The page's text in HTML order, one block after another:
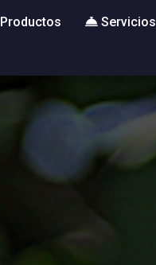
Productos Servicios